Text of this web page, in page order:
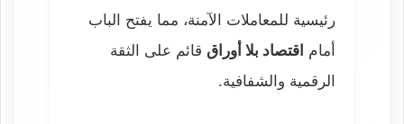
رئيسية للمعاملات الآمنة، مما يفتح الباب
أمام اقتصاد بلا أوراق قائم على الثقة
الرقمية والشفافية.